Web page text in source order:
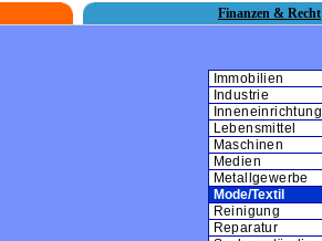
Finanzen & Recht
Immobilien
Industrie
Inneneinrichtung
Lebensmittel
Maschinen
Medien
Metallgewerbe
Mode/Textil
Reinigung
Reparatur